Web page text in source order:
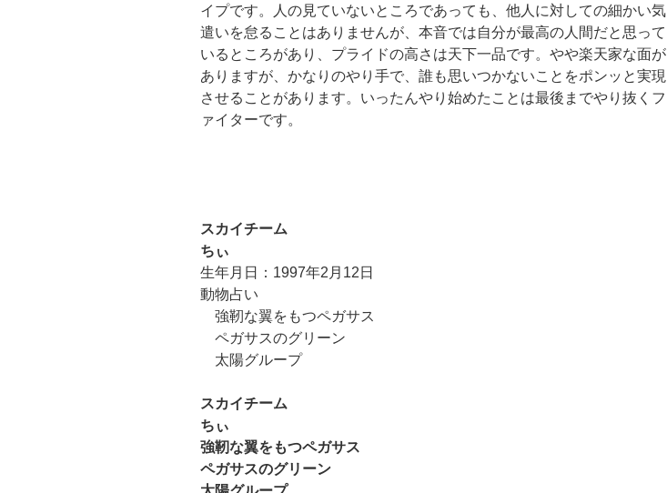
イプです。人の見ていないところであっても、他人に対しての細かい気
遣いを怠ることはありませんが、本音では自分が最高の人間だと思って
いるところがあり、プライドの高さは天下一品です。やや楽天家な面が
ありますが、かなりのやり手で、誰も思いつかないことをポンッと実現
させることがあります。いったんやり始めたことは最後までやり抜くフ
ァイターです。
スカイチーム
ちぃ
生年月日：1997年2月12日
動物占い
強靭な翼をもつペガサス
ペガサスのグリーン
太陽グループ
スカイチーム
ちぃ
強靭な翼をもつペガサス
ペガサスのグリーン